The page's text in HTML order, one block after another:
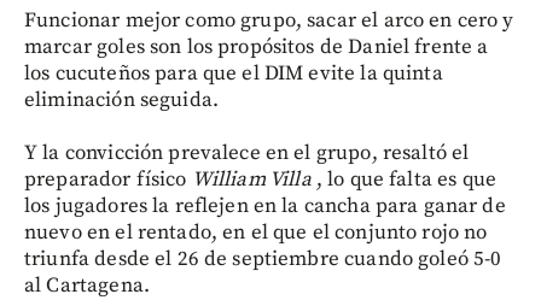
Funcionar mejor como grupo, sacar el arco en cero y
marcar goles son los propósitos de Daniel frente a
los cucuteños para que el DIM evite la quinta
eliminación seguida.
Y la convicción prevalece en el grupo, resaltó el
preparador físico William Villa, lo que falta es que
los jugadores la reflejen en la cancha para ganar de
nuevo en el rentado, en el que el conjunto rojo no
triunfa desde el 26 de septiembre cuando goleó 5-0
al Cartagena.